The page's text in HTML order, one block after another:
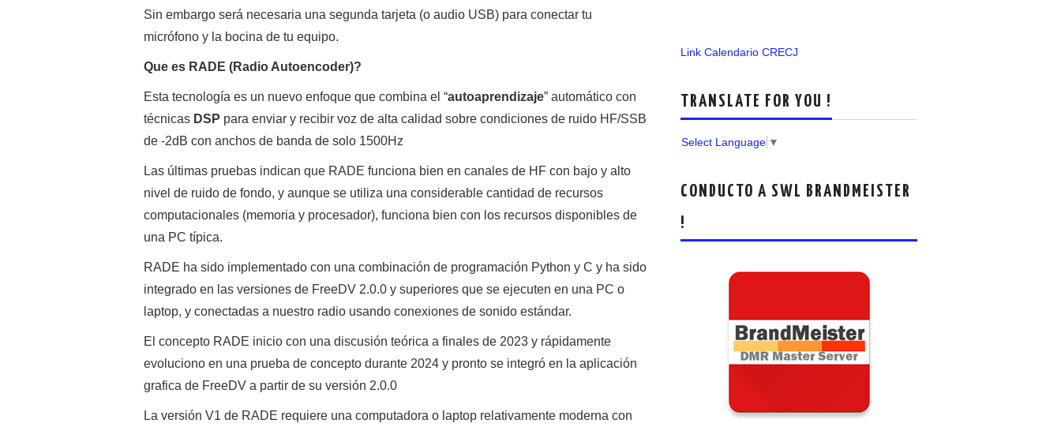
Sin embargo será necesaria una segunda tarjeta (o audio USB) para conectar tu
micrófono y la bocina de tu equipo.
Que es RADE (Radio Autoencoder)?
Esta tecnología es un nuevo enfoque que combina el “autoaprendizaje” automático con
técnicas DSP para enviar y recibir voz de alta calidad sobre condiciones de ruido HF/SSB
de -2dB con anchos de banda de solo 1500Hz
Las últimas pruebas indican que RADE funciona bien en canales de HF con bajo y alto
nivel de ruido de fondo, y aunque se utiliza una considerable cantidad de recursos
computacionales (memoria y procesador), funciona bien con los recursos disponibles de
una PC típica.
RADE ha sido implementado con una combinación de programación Python y C y ha sido
integrado en las versiones de FreeDV 2.0.0 y superiores que se ejecuten en una PC o
laptop, y conectadas a nuestro radio usando conexiones de sonido estándar.
El concepto RADE inicio con una discusión teórica a finales de 2023 y rápidamente
evoluciono en una prueba de concepto durante 2024 y pronto se integró en la aplicación
grafica de FreeDV a partir de su versión 2.0.0
La versión V1 de RADE requiere una computadora o laptop relativamente moderna con
Link Calendario CRECJ
TRANSLATE FOR YOU !
Select Language ▼
CONDUCTO A SWL BRANDMEISTER
!